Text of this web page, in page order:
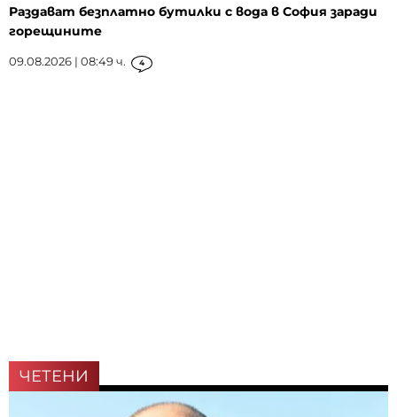
Раздават безплатно бутилки с вода в София заради
горещините
09.08.2026 | 08:49 ч. 4
ЧЕТЕНИ